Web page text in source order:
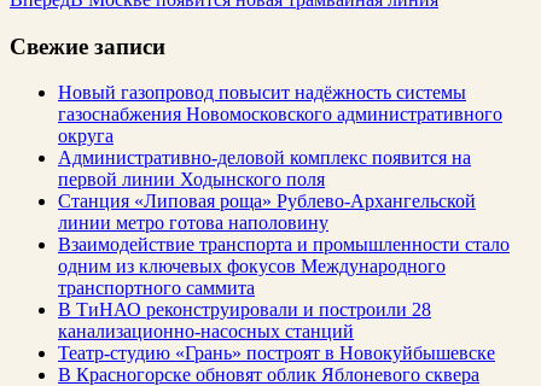
Свежие записи
Новый газопровод повысит надёжность системы
газоснабжения Новомосковского административного
округа
Административно-деловой комплекс появится на
первой линии Ходынского поля
Станция «Липовая роща» Рублево-Архангельской
линии метро готова наполовину
Взаимодействие транспорта и промышленности стало
одним из ключевых фокусов Международного
транспортного саммита
В ТиНАО реконструировали и построили 28
канализационно-насосных станций
Театр-студию «Грань» построят в Новокуйбышевске
В Красногорске обновят облик Яблоневого сквера